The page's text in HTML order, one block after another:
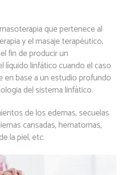
que pertenece al
y el masaje terapéutico,
fin de producir un
líquido linfático cuando el caso
en base a un estudio profundo
del sistema linfático.
de los edemas, secuelas
cansadas, hematomas,
la piel, etc.